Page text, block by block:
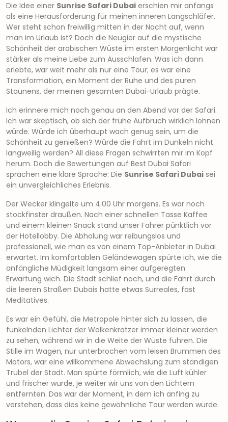
Die Idee einer Sunrise Safari Dubai erschien mir anfangs
als eine Herausforderung für meinen inneren Langschläfer.
Wer steht schon freiwillig mitten in der Nacht auf, wenn
man im Urlaub ist? Doch die Neugier auf die mystische
Schönheit der arabischen Wüste im ersten Morgenlicht war
stärker als meine Liebe zum Ausschlafen. Was ich dann
erlebte, war weit mehr als nur eine Tour; es war eine
Transformation, ein Moment der Ruhe und des puren
Staunens, der meinen gesamten Dubai-Urlaub prägte.
Ich erinnere mich noch genau an den Abend vor der Safari.
Ich war skeptisch, ob sich der frühe Aufbruch wirklich lohnen
würde. Würde ich überhaupt wach genug sein, um die
Schönheit zu genießen? Würde die Fahrt im Dunkeln nicht
langweilig werden? All diese Fragen schwirrten mir im Kopf
herum. Doch die Bewertungen auf Best Dubai Safari
sprachen eine klare Sprache: Die Sunrise Safari Dubai sei
ein unvergleichliches Erlebnis.
Der Wecker klingelte um 4:00 Uhr morgens. Es war noch
stockfinster draußen. Nach einer schnellen Tasse Kaffee
und einem kleinen Snack stand unser Fahrer pünktlich vor
der Hotellobby. Die Abholung war reibungslos und
professionell, wie man es von einem Top-Anbieter in Dubai
erwartet. Im komfortablen Geländewagen spürte ich, wie die
anfängliche Müdigkeit langsam einer aufgeregten
Erwartung wich. Die Stadt schlief noch, und die Fahrt durch
die leeren Straßen Dubais hatte etwas Surreales, fast
Meditatives.
Es war ein Gefühl, die Metropole hinter sich zu lassen, die
funkelnden Lichter der Wolkenkratzer immer kleiner werden
zu sehen, während wir in die Weite der Wüste fuhren. Die
Stille im Wagen, nur unterbrochen vom leisen Brummen des
Motors, war eine willkommene Abwechslung zum ständigen
Trubel der Stadt. Man spürte förmlich, wie die Luft kühler
und frischer wurde, je weiter wir uns von den Lichtern
entfernten. Das war der Moment, in dem ich anfing zu
verstehen, dass dies keine gewöhnliche Tour werden würde.